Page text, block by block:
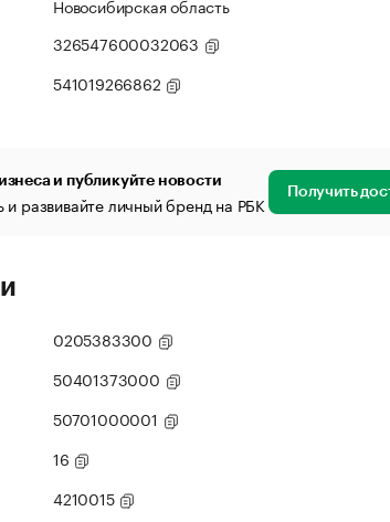
Новосибирская область
326547600032063
541019266862
и публикуйте новости
развивайте личный бренд на РБК Получить
0205383300
50401373000
50701000001
16
4210015